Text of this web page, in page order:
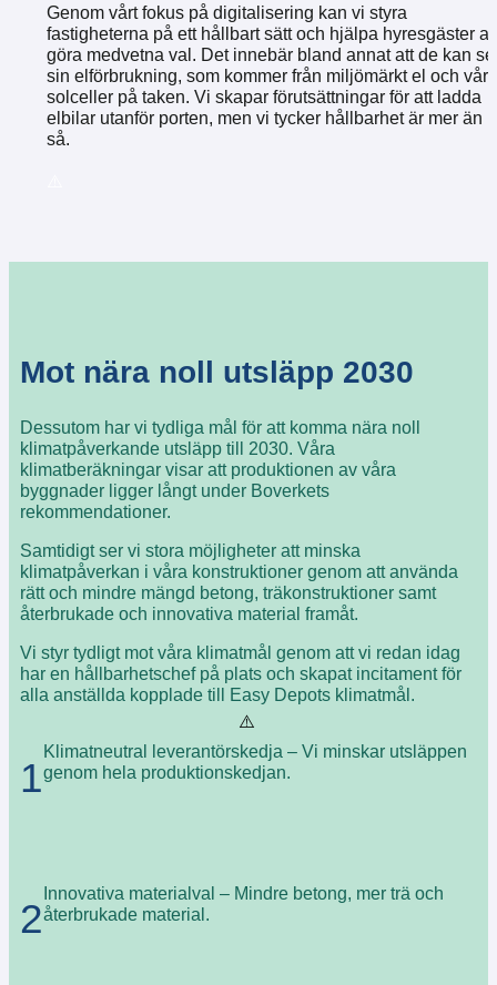
Genom vårt fokus på digitalisering kan vi styra
fastigheterna på ett hållbart sätt och hjälpa hyresgäster att
göra medvetna val. Det innebär bland annat att de kan se
sin elförbrukning, som kommer från miljömärkt el och våra
solceller på taken. Vi skapar förutsättningar för att ladda
elbilar utanför porten, men vi tycker hållbarhet är mer än
så.
Mot nära noll utsläpp 2030
Dessutom har vi tydliga mål för att komma nära noll
klimatpåverkande utsläpp till 2030. Våra
klimatberäkningar visar att produktionen av våra
byggnader ligger långt under Boverkets
rekommendationer.
Samtidigt ser vi stora möjligheter att minska
klimatpåverkan i våra konstruktioner genom att använda
rätt och mindre mängd betong, träkonstruktioner samt
återbrukade och innovativa material framåt.
Vi styr tydligt mot våra klimatmål genom att vi redan idag
har en hållbarhetschef på plats och skapat incitament för
alla anställda kopplade till Easy Depots klimatmål.
1
Klimatneutral leverantörskedja – Vi minskar utsläppen
genom hela produktionskedjan.
2
Innovativa materialval – Mindre betong, mer trä och
återbrukade material.